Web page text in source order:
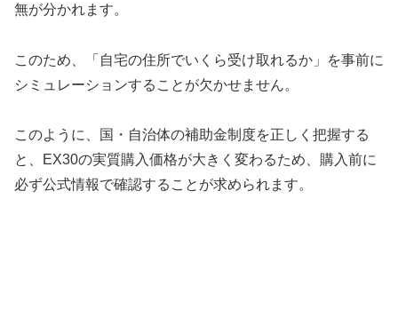
無が分かれます。
このため、「自宅の住所でいくら受け取れるか」を事前に
シミュレーションすることが欠かせません。
このように、国・自治体の補助金制度を正しく把握する
と、EX30の実質購入価格が大きく変わるため、購入前に
必ず公式情報で確認することが求められます。